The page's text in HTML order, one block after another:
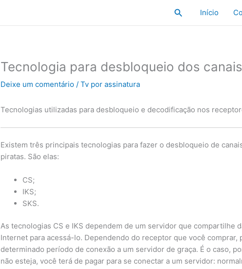
Pesquisar
Início
Tecnologia para desbloqueio dos
Deixe um comentário /Tv por assinatura
Tecnologias utilizadas para desbloqueio e decodificação nos
Existem três principais tecnologias para fazer o desbloqueio de
piratas. São elas:
CS;
IKS;
SKS.
As tecnologias CS e IKS dependem de um servidor que compartilhe
Internet para acessá-lo. Dependendo do receptor que você
determinado período de conexão a um servidor de graça. É o caso,
não esteja, você terá de pagar para se conectar a um servidor: